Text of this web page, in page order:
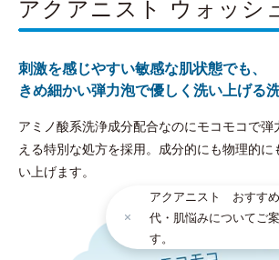
アクアニスト ウォッシ
刺激を感じやすい敏感な肌状態でも、
きめ細かい弾力泡で優しく洗い上げる
アミノ酸系洗浄成分配合なのにモコモコで
える特別な処方を採用。成分的にも物理的
い上げます。
アクアニスト おすす
代・肌悩みについてご
す。